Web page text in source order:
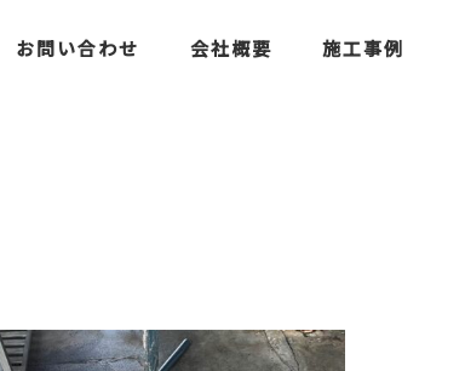
お問い合わせ 会社概要 施工事例